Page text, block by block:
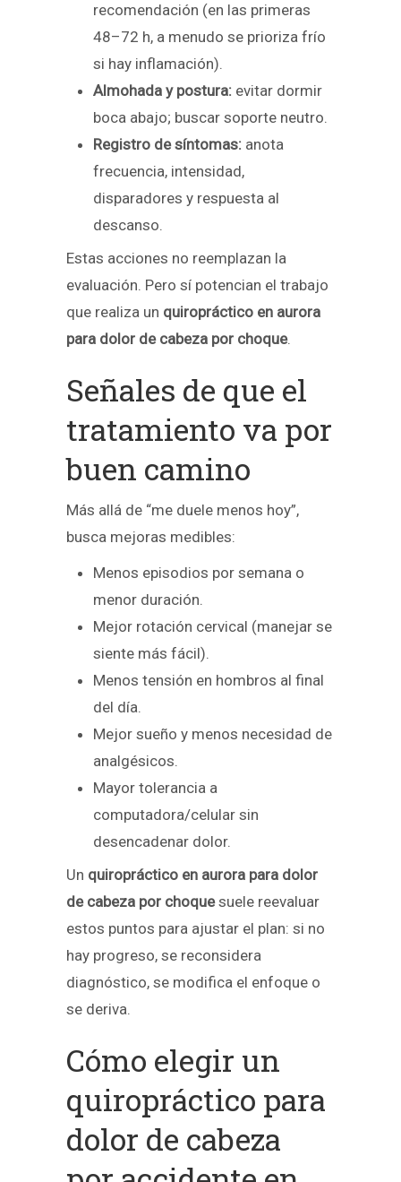
recomendación (en las primeras
48–72 h, a menudo se prioriza frío
si hay inflamación).
Almohada y postura: evitar dormir
boca abajo; buscar soporte neutro.
Registro de síntomas: anota
frecuencia, intensidad,
disparadores y respuesta al
descanso.
Estas acciones no reemplazan la
evaluación. Pero sí potencian el trabajo
que realiza un quiropráctico en aurora
para dolor de cabeza por choque.
Señales de que el
tratamiento va por
buen camino
Más allá de “me duele menos hoy”,
busca mejoras medibles:
Menos episodios por semana o
menor duración.
Mejor rotación cervical (manejar se
siente más fácil).
Menos tensión en hombros al final
del día.
Mejor sueño y menos necesidad de
analgésicos.
Mayor tolerancia a
computadora/celular sin
desencadenar dolor.
Un quiropráctico en aurora para dolor
de cabeza por choquesuele reevaluar
estos puntos para ajustar el plan: si no
hay progreso, se reconsidera
diagnóstico, se modifica el enfoque o
se deriva.
Cómo elegir un
quiropráctico para
dolor de cabeza